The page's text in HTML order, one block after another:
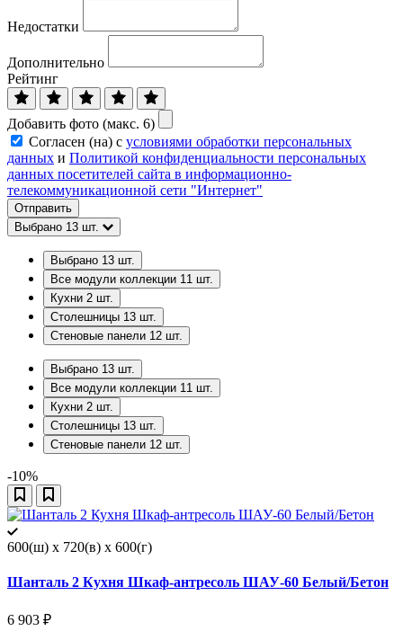
Недостатки
Дополнительно
Рейтинг
Добавить фото (макс. 6)
Согласен (на) с условиями обработки персональных
данных и Политикой конфиденциальности персональных
данных посетителей сайта в информационно-
телекоммуникационной сети "Интернет"
Отправить
Выбрано 13 шт.
Выбрано 13 шт.
Все модули коллекции 11 шт.
Кухни 2 шт.
Столешницы 13 шт.
Стеновые панели 12 шт.
Выбрано 13 шт.
Все модули коллекции 11 шт.
Кухни 2 шт.
Столешницы 13 шт.
Стеновые панели 12 шт.
-10%
600(ш) x 720(в) x 600(г)
Шанталь 2 Кухня Шкаф-антресоль ШАУ-60 Белый/Бетон
6 903 ₽